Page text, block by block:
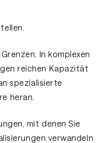
In komplexen
reichen Kapazität
spezialisierte
heran.
mit denen Sie
verwandeln